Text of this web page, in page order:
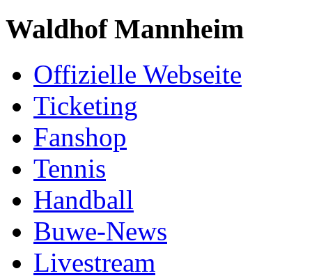
Waldhof Mannheim
Offizielle Webseite
Ticketing
Fanshop
Tennis
Handball
Buwe-News
Livestream